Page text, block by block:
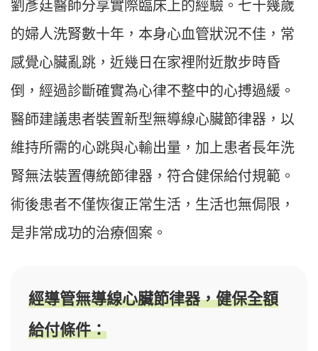
劉彥廷醫師分享實際臨床上的經驗。七十幾歲
的婦人洗腎數十年，本身心血管狀況不佳，常
感覺心臟亂跳，近幾日在家裡附近散步時昏
倒，經過診斷確實為心律不整中的心搏過緩。
醫師建議患者裝置新型無導線心臟節律器，以
維持所需的心跳與心輸出量，加上患者長年洗
腎無法裝置傳統節律器，符合健保給付規範。
術後患者不僅恢復正常生活，生活也無侷限，
是非常成功的治療個案。
經導管無導線心臟節律器，健保全額
給付條件：